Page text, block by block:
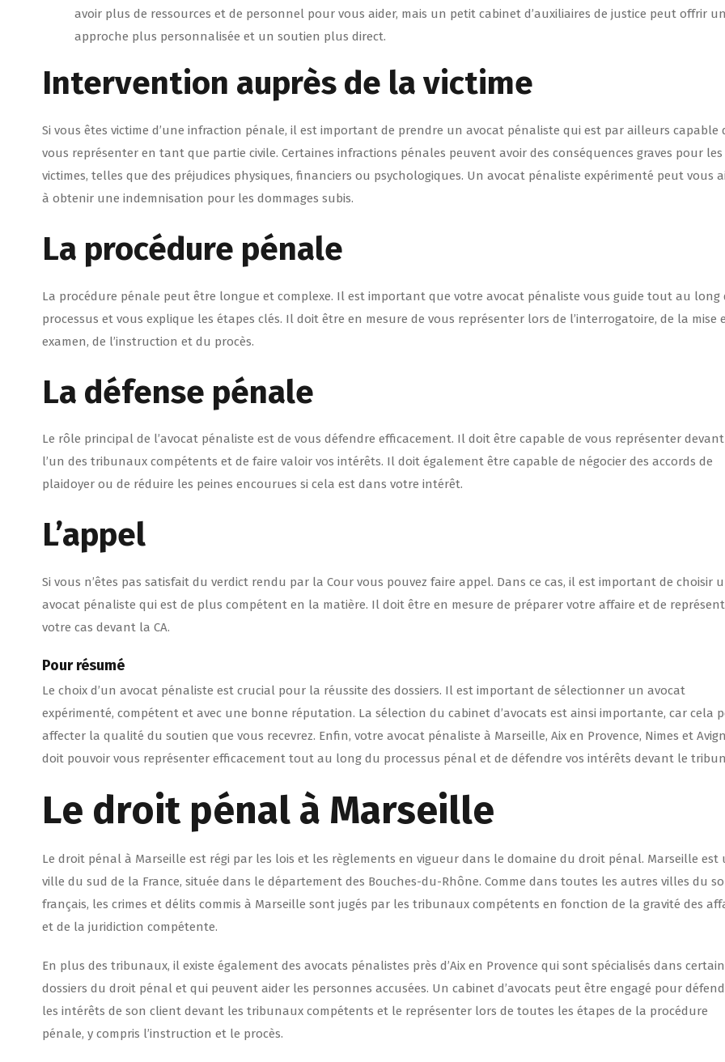
avoir plus de ressources et de personnel pour vous aider, mais un petit cabinet d’auxiliaires de justice peut offrir
approche plus personnalisée et un soutien plus direct.
Intervention auprès de la victime
Si vous êtes victime d’une infraction pénale, il est important de prendre un avocat pénaliste qui est par ailleurs capable
vous représenter en tant que partie civile. Certaines infractions pénales peuvent avoir des conséquences graves pour les
victimes, telles que des préjudices physiques, financiers ou psychologiques. Un avocat pénaliste expérimenté peut vous
à obtenir une indemnisation pour les dommages subis.
La procédure pénale
La procédure pénale peut être longue et complexe. Il est important que votre avocat pénaliste vous guide tout au long
processus et vous explique les étapes clés. Il doit être en mesure de vous représenter lors de l’interrogatoire, de la mise
examen, de l’instruction et du procès.
La défense pénale
Le rôle principal de l’avocat pénaliste est de vous défendre efficacement. Il doit être capable de vous représenter devant
l’un des tribunaux compétents et de faire valoir vos intérêts. Il doit également être capable de négocier des accords de
plaidoyer ou de réduire les peines encourues si cela est dans votre intérêt.
L’appel
Si vous n’êtes pas satisfait du verdict rendu par la Cour vous pouvez faire appel. Dans ce cas, il est important de choisir
avocat pénaliste qui est de plus compétent en la matière. Il doit être en mesure de préparer votre affaire et de
votre cas devant la CA.
Pour résumé
Le choix d’un avocat pénaliste est crucial pour la réussite des dossiers. Il est important de sélectionner un avocat
expérimenté, compétent et avec une bonne réputation. La sélection du cabinet d’avocats est ainsi importante, car cela
affecter la qualité du soutien que vous recevrez. Enfin, votre avocat pénaliste à Marseille, Aix en Provence, Nimes et
doit pouvoir vous représenter efficacement tout au long du processus pénal et de défendre vos intérêts devant le
Le droit pénal à Marseille
Le droit pénal à Marseille est régi par les lois et les règlements en vigueur dans le domaine du droit pénal. Marseille est
ville du sud de la France, située dans le département des Bouches-du-Rhône. Comme dans toutes les autres villes du
français, les crimes et délits commis à Marseille sont jugés par les tribunaux compétents en fonction de la gravité des
et de la juridiction compétente.
En plus des tribunaux, il existe également des avocats pénalistes près d’Aix en Provence qui sont spécialisés dans
dossiers du droit pénal et qui peuvent aider les personnes accusées. Un cabinet d’avocats peut être engagé pour
les intérêts de son client devant les tribunaux compétents et le représenter lors de toutes les étapes de la procédure
pénale, y compris l’instruction et le procès.